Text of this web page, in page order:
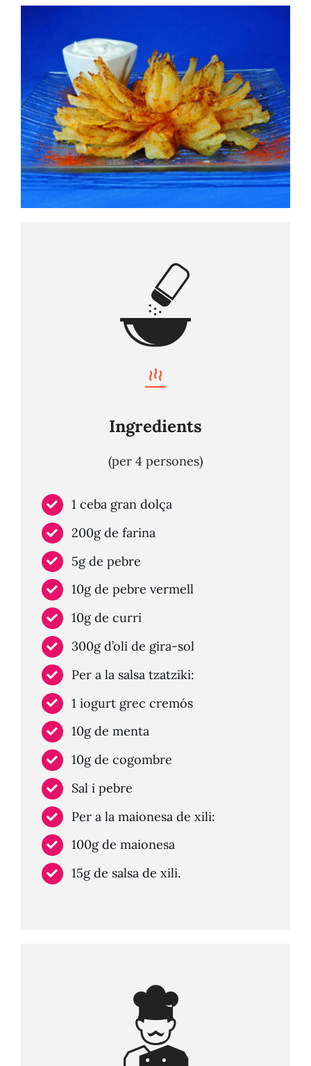
Ingredients
(per 4 persones)
1 ceba gran dolça
200g de farina
5g de pebre
10g de pebre vermell
10g de curri
300g d’oli de gira-sol
Per a la salsa tzatziki:
1 iogurt grec cremós
10g de menta
10g de cogombre
Sal i pebre
Per a la maionesa de xili:
100g de maionesa
15g de salsa de xili.